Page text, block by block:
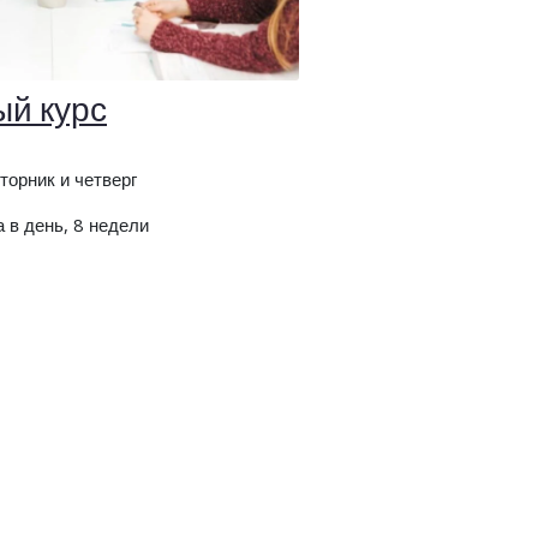
курс
и четверг
в день, 8 недели